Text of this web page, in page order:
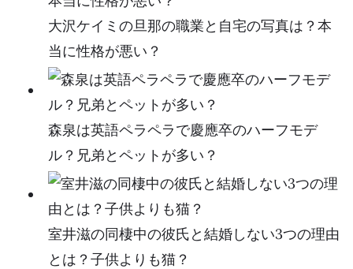
大沢ケイミの旦那の職業と自宅の写真は？本
当に性格が悪い？
森泉は英語ペラペラで慶應卒のハーフモデ
ル？兄弟とペットが多い？
室井滋の同棲中の彼氏と結婚しない3つの理由
とは？子供よりも猫？